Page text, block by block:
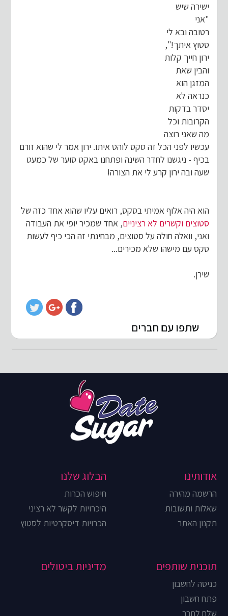
ישירה שיש
"אני
רטובה ובא לי
סטוץ איתך!",
ירון חייך קלות
והבין שאת
המזגן הוא
כנראה לא
יסדר בדקות
הקרובות וכל
מה שאני רוצה
עכשיו לפני הכל זה סקס לוהט איתו. ירון אמר לי שהוא זורם
בכיף - ניגשנו לחדר השינה ופתחנו באקט סוער של כמעט
שעה ובה ירון קרע לי את הצורה!
הוא היה אלוף אמיתי בסקס, רואים עליו שהוא אחד כזה של
סטוצים וקשרים לא רציניים, אחד שמכיר יופי את העבודה
ואני, וואלה חולה על סטוצים, מבחינתי זה הכי כיף לעשות
סקס עם מישהו שלא מכירים...
שירן.
שתפו עם חברים
אודותינו
הרשמה מהירה
שאלות ותשובות
תקנון האתר
הבלוג שלנו
חיפוש הכרות
היכרויות לקשר לא רציני
הכרויות דיסקרטיות לסטוץ
תוכנית שותפים
כניסה לחשבון
פתח חשבון
שלח לחבר
מדיניות ביטולים